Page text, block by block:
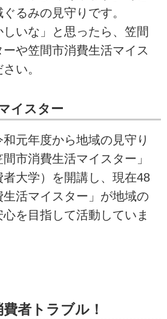
るみの見守りです。
いな」と思ったら、笠間
や笠間市消費生活マイス
い。
イスター
元年度から地域の見守り
市消費生活マイスター」
大学）を開講し、現在48
活マイスター」が地域の
を目指して活動していま
者トラブル！